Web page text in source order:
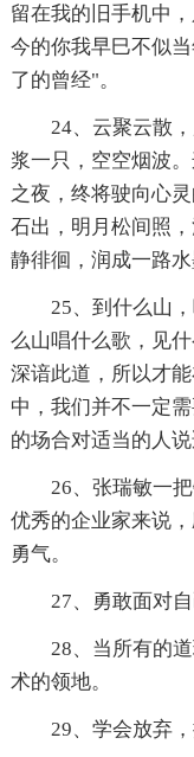
留在我的旧手机中
今的你我早巳不似
了的曾经"。
24、云聚云散
浆一只，空空烟波
之夜，终将驶向心
石出，明月松间照
静徘徊，润成一路水
25、到什么山
么山唱什么歌，见
深谙此道，所以才
中，我们并不一定
的场合对适当的人
26、张瑞敏一
优秀的企业家来说
勇气。
27、勇敢面对
28、当所有的
术的领地。
29、学会放弃